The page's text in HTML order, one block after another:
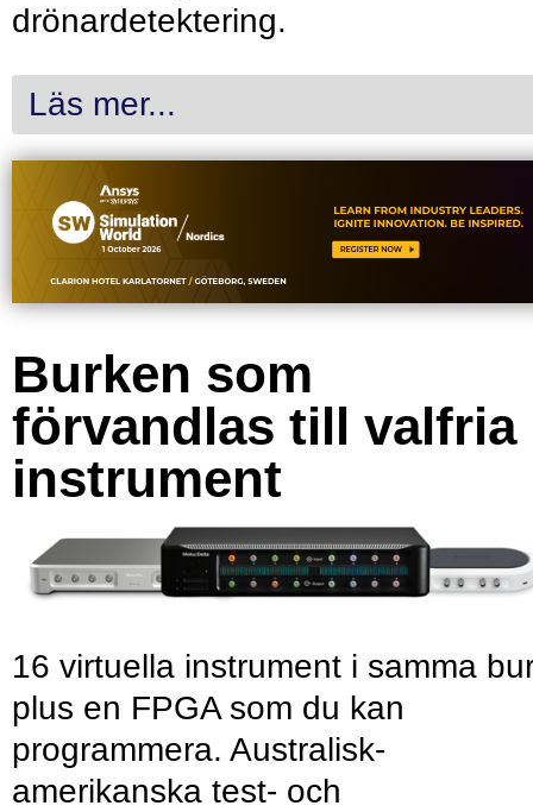
drönardetektering.
Läs mer...
Burken som
förvandlas till valfria
instrument
16 virtuella instrument i samma
plus en FPGA som du kan
programmera. Australisk-
amerikanska test- och